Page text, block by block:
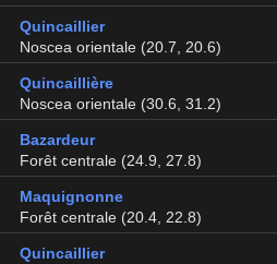
Quincaillier
Noscea orientale (20.7, 20.6)
Quincaillière
Noscea orientale (30.6, 31.2)
Bazardeur
Forêt centrale (24.9, 27.8)
Maquignonne
Forêt centrale (20.4, 22.8)
Quincaillier